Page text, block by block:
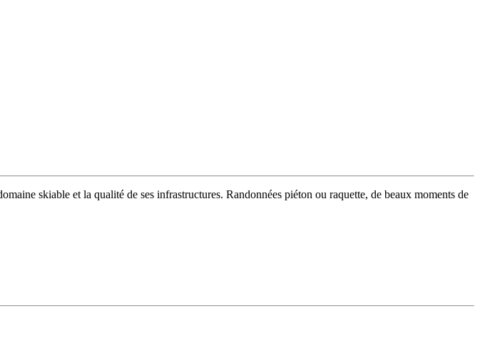
skiable et la qualité de ses infrastructures. Randonnées piéton ou raquette, de beaux moments de